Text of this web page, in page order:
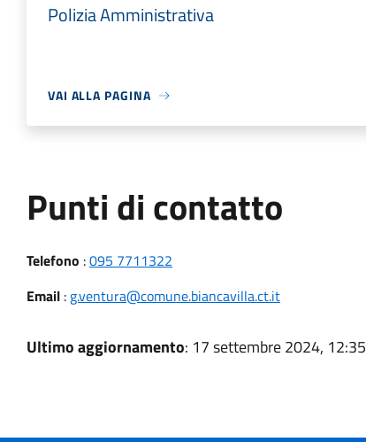
Polizia Amministrativa
VAI ALLA PAGINA
Punti di contatto
Telefono :095 7711322
Email: g.ventura@comune.biancavilla.ct.it
Ultimo aggiornamento: 17 settembre 2024, 12:35